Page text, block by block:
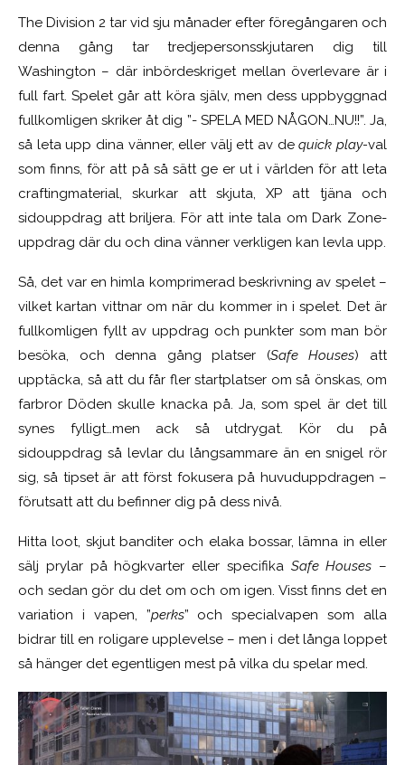
The Division 2 tar vid sju månader efter föregångaren och
denna gång tar tredjepersonsskjutaren dig till
Washington – där inbördeskriget mellan överlevare är i
full fart. Spelet går att köra själv, men dess uppbyggnad
fullkomligen skriker åt dig ”- SPELA MED NÅGON…NU!!”. Ja,
så leta upp dina vänner, eller välj ett av dequick play-val
som finns, för att på så sätt ge er ut i världen för att leta
craftingmaterial, skurkar att skjuta, XP att tjäna och
sidouppdrag att briljera. För att inte tala om Dark Zone-
uppdrag där du och dina vänner verkligen kan levla upp.
Så, det var en himla komprimerad beskrivning av spelet –
vilket kartan vittnar om när du kommer in i spelet. Det är
fullkomligen fyllt av uppdrag och punkter som man bör
besöka, och denna gång platser (Safe Houses) att
upptäcka, så att du får fler startplatser om så önskas, om
farbror Döden skulle knacka på. Ja, som spel är det till
synes fylligt…men ack så utdrygat. Kör du på
sidouppdrag så levlar du långsammare än en snigel rör
sig, så tipset är att först fokusera på huvuduppdragen –
förutsatt att du befinner dig på dess nivå.
Hitta loot, skjut banditer och elaka bossar, lämna in eller
sälj prylar på högkvarter eller specifika Safe Houses –
och sedan gör du det om och om igen. Visst finns det en
variation i vapen, ”perks” och specialvapen som alla
bidrar till en roligare upplevelse – men i det långa loppet
så hänger det egentligen mest på vilka du spelar med.